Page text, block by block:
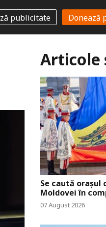
publicitate Donează
Articole
Se caută orașul
Moldovei în
07 August 2026